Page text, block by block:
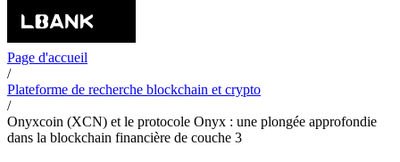
Page d'accueil
/
Plateforme de recherche blockchain et crypto
/
Onyxcoin (XCN) et le protocole Onyx : une plongée approfondie
dans la blockchain financière de couche 3